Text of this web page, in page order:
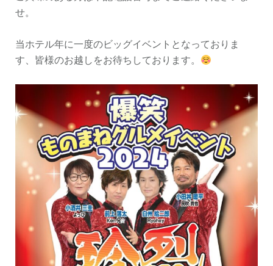
せ。
当ホテル年に一度のビッグイベントとなっておりま
す、皆様のお越しをお待ちしております。